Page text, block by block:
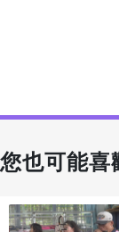
您也可能喜